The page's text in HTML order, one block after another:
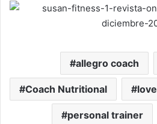
allegro coach
Coach Nutritional love
personal trainer